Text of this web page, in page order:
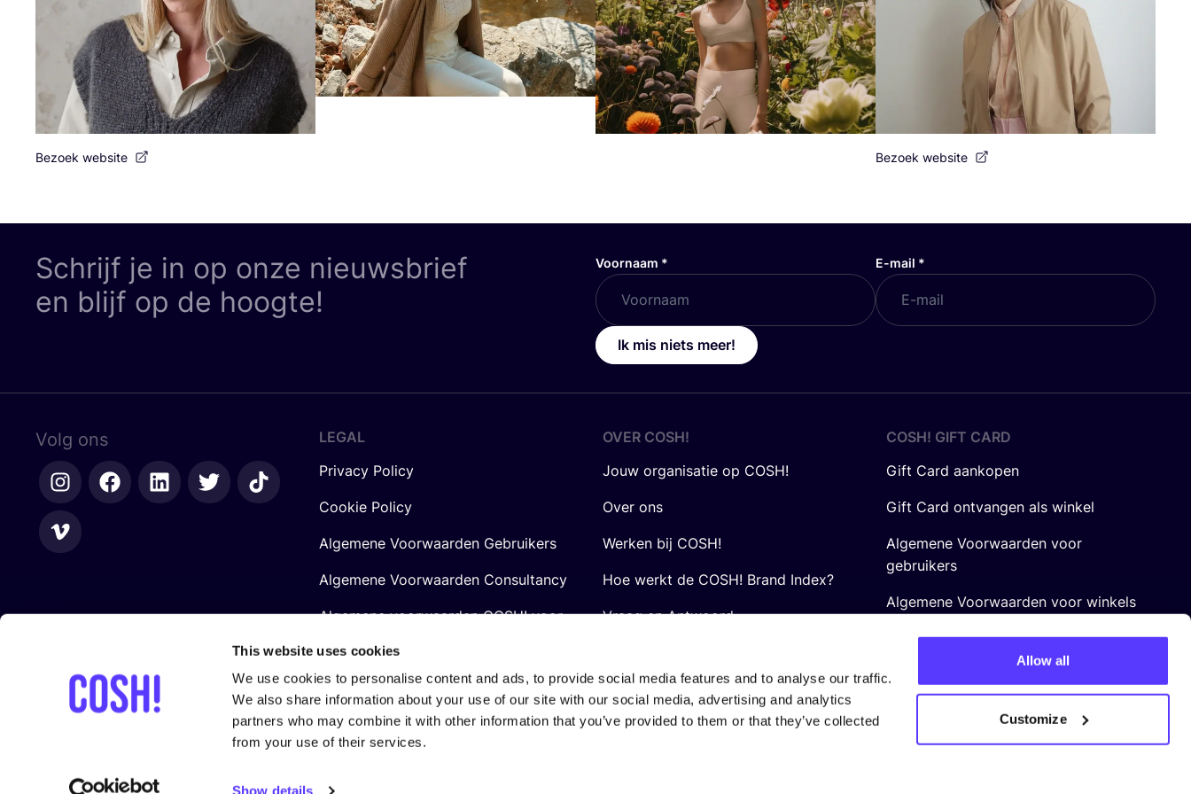
This website uses cookies
We use cookies to personalise content and ads, to provide social media features and to analyse our traffic.
We also share information about your use of our site with our social media, advertising and analytics
partners who may combine it with other information that you’ve provided to them or that they’ve collected
from your use of their services.
Show details
Allow all
Customize
Bezoek website Bezoek website
Schrijf je in op onze nieuwsbrief
en blijf op de hoogte!
Voornaam * E-mail *
Ik mis niets meer!
Volg ons
LEGAL
Privacy Policy
Cookie Policy
Algemene Voorwaarden Gebruikers
Algemene Voorwaarden Consultancy
Algemene voorwaarden COSH! voor
OVER COSH!
Jouw organisatie op COSH!
Over ons
Werken bij COSH!
Hoe werkt de COSH! Brand Index?
Vraag en Antwoord
COSH! GIFT CARD
Gift Card aankopen
Gift Card ontvangen als winkel
Algemene Voorwaarden voor
gebruikers
Algemene Voorwaarden voor winkels